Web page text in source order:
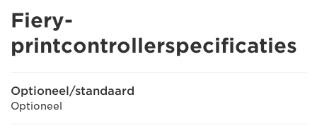
Fiery-
printcontrollerspecificaties
Optioneel/standaard
Optioneel